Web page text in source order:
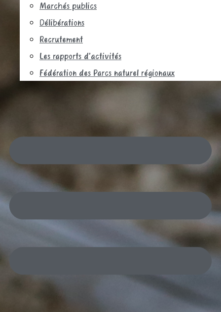
Marchés publics
Délibérations
Recrutement
Les rapports d’activités
Fédération des Parcs naturel régionaux